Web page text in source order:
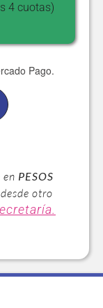
4 cuotas)
Pago.
en PESOS
otro